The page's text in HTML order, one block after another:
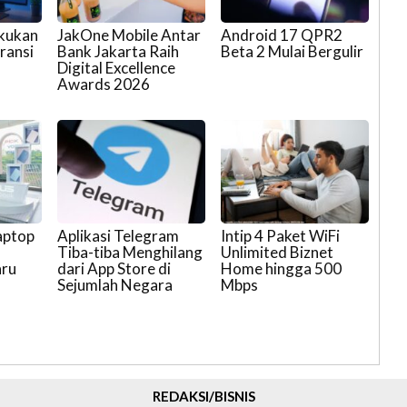
JakOne Mobile Antar
Bank Jakarta Raih
Digital Excellence
Awards 2026
Android 17 QPR2
Beta 2 Mulai Bergulir
Aplikasi Telegram
Tiba-tiba Menghilang
dari App Store di
Sejumlah Negara
Intip 4 Paket WiFi
Unlimited Biznet
Home hingga 500
Mbps
REDAKSI/BISNIS